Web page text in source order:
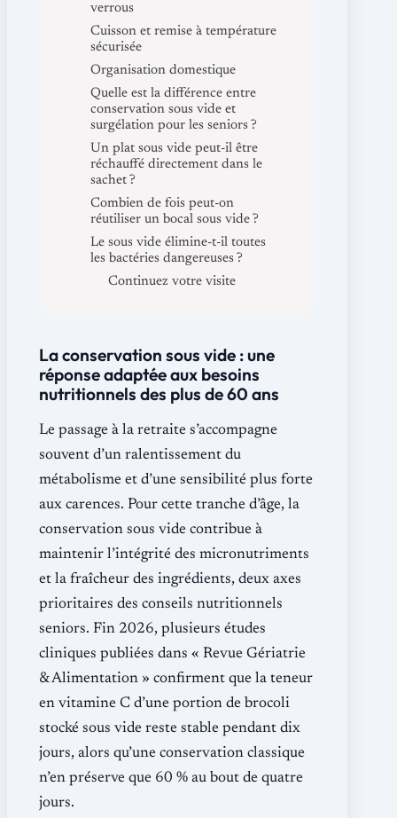
verrous
Cuisson et remise à température
sécurisée
Organisation domestique
Quelle est la différence entre
conservation sous vide et
surgélation pour les seniors ?
Un plat sous vide peut-il être
réchauffé directement dans le
sachet ?
Combien de fois peut-on
réutiliser un bocal sous vide ?
Le sous vide élimine-t-il toutes
les bactéries dangereuses ?
Continuez votre visite
La conservation sous vide : une
réponse adaptée aux besoins
nutritionnels des plus de 60 ans
Le passage à la retraite s’accompagne
souvent d’un ralentissement du
métabolisme et d’une sensibilité plus forte
aux carences. Pour cette tranche d’âge, la
conservation sous vide contribue à
maintenir l’intégrité des micronutriments
et la fraîcheur des ingrédients, deux axes
prioritaires des conseils nutritionnels
seniors. Fin 2026, plusieurs études
cliniques publiées dans « Revue Gériatrie
& Alimentation » confirment que la teneur
en vitamine C d’une portion de brocoli
stocké sous vide reste stable pendant dix
jours, alors qu’une conservation classique
n’en préserve que 60 % au bout de quatre
jours.